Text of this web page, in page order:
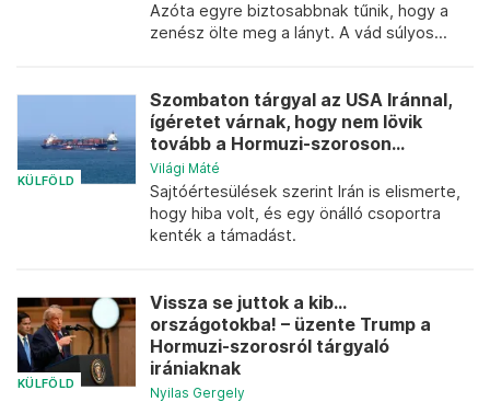
Azóta egyre biztosabbnak tűnik, hogy a
zenész ölte meg a lányt. A vád súlyos...
KÜLFÖLD
Szombaton tárgyal az USA Iránnal,
ígéretet várnak, hogy nem lövik
tovább a Hormuzi-szoroson...
Világi Máté
Sajtóértesülések szerint Irán is elismerte,
hogy hiba volt, és egy önálló csoportra
kenték a támadást.
KÜLFÖLD
Vissza se juttok a kib...
országotokba! – üzente Trump a
Hormuzi-szorosról tárgyaló
irániaknak
Nyilas Gergely